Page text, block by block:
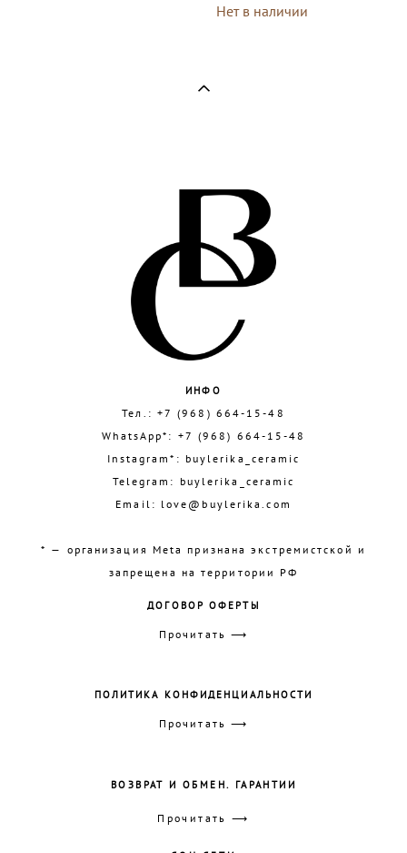
Нет в наличии
ИНФО
Тел.: +7 (968) 664-15-48
WhatsApp*: +7 (968) 664-15-48
Instagram*: buylerika_ceramic
Telegram: buylerika_ceramic
Email: love@buylerika.com
* — организация Meta признана экстремистской и
запрещена на территории РФ
ДОГОВОР ОФЕРТЫ
Прочитать ⟶
ПОЛИТИКА КОНФИДЕНЦИАЛЬНОСТИ
Прочитать ⟶
ВОЗВРАТ И ОБМЕН. ГАРАНТИИ
Прочитать ⟶